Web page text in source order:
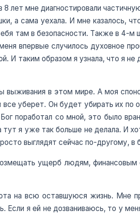
лет мне диагностировали
а сама уехала. И мне казалось,
там в безопасности. Также в 4-
впервые случилось духовное
И таким образом я узнала, что я
в этом мире. А моя
уберет. Он будет убирать их по
поработал со мной, это было
тут я уже так больше не делала. И
выглядят сейчас по-другому,
ущерб людям, финансовым
на всю оставшуюся жизнь. Мне
я ей не дозваниваюсь, то у